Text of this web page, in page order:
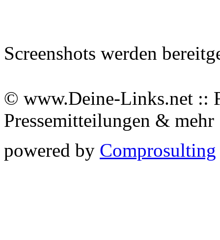
Screenshots werden
© www.Deine-Links.net ::
Pressemitteilungen &
powered by Comprosulting